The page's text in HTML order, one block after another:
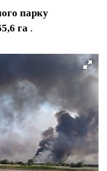
парку
га .